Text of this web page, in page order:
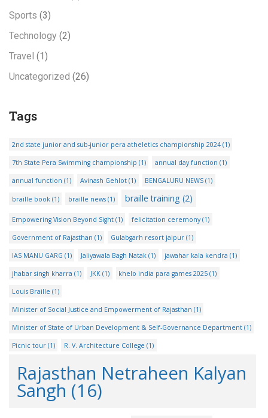
Sports (3)
Technology (2)
Travel (1)
Uncategorized (26)
Tags
2nd state junior and sub-junior pera atheletics championship 2024(1)
7th State Pera Swimming championship (1) annual day function (1)
annual function (1) Avinash Gehlot(1) BENGALURU NEWS (1)
braille book(1) braille news(1) braille training (2)
Empowering Vision Beyond Sight(1) felicitation ceremony(1)
Government of Rajasthan (1) Gulabgarh resort jaipur(1)
IAS MANU GARG (1) Jaliyawala Bagh Natak(1) jawahar kala kendra (1)
jhabar singh kharra (1) JKK(1) khelo india para games 2025 (1)
Louis Braille (1)
Minister of Social Justice and Empowerment of Rajasthan (1)
Minister of State of Urban Development & Self-Governance Department(1)
Picnic tour(1) R. V. Architecture College (1)
Rajasthan Netraheen Kalyan
Sangh (16)